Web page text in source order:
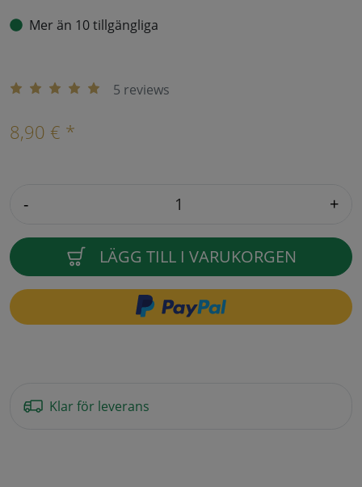
Mer än 10 tillgängliga
5 reviews
8,90 € *
- +
LÄGG TILL I VARUKORGEN
Klar för leverans